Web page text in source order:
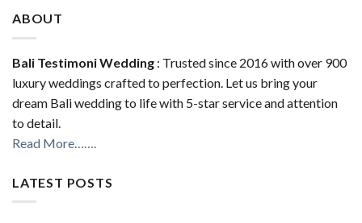
ABOUT
Bali Testimoni Wedding : Trusted since 2016 with over 900
luxury weddings crafted to perfection. Let us bring your
dream Bali wedding to life with 5-star service and attention
to detail.
Read More…….
LATEST POSTS